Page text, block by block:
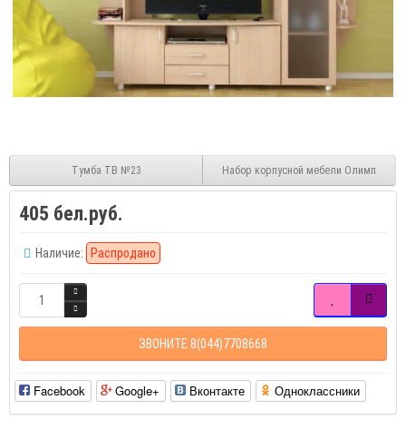
Тумба ТВ №23 Набор корпусной мебели Олимп
405 бел.руб.
Наличие: Распродано
ЗВОНИТЕ 8(044)7708668
Facebook Google+ Вконтакте Одноклассники